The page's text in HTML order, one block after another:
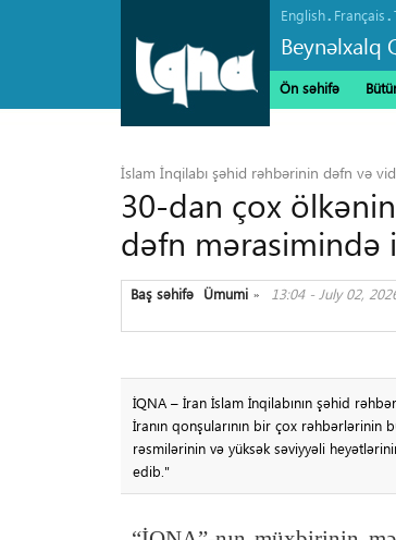
English. Français.
Beynəlxalq
Ön səhifə
İslam İnqilabı şəhid rəhbərinin dəfn və
30-dan çox
dəfn mərasimində
Baş səhifə »
Ümumi 13:04 - July 02,
İQNA – İran İslam İnqilabının şəhid
İranın qonşularının bir çox
rəsmilərinin və yüksək səviyyəli
edib."